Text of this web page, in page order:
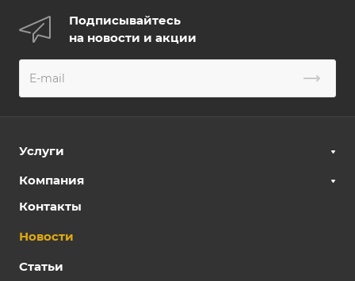
Подписывайтесь
на новости и акции
Услуги
Компания
Контакты
Новости
Статьи